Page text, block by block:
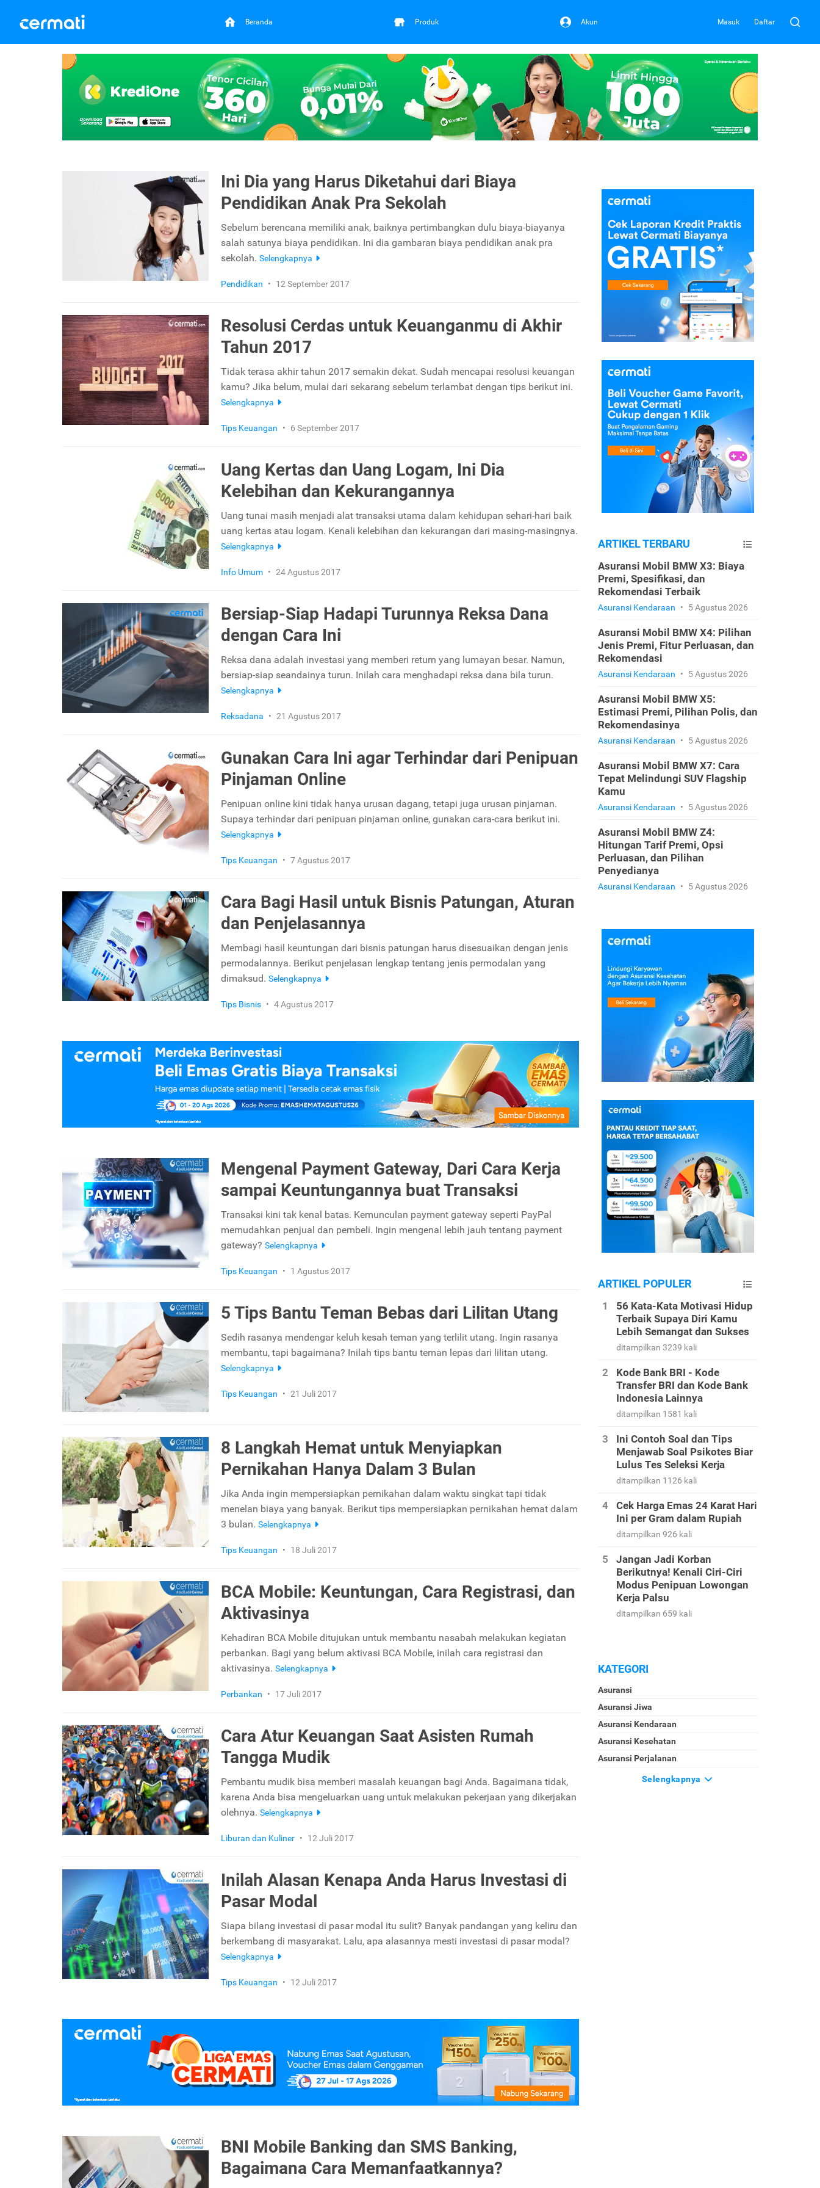
Beranda Produk Akun Masuk Daftar
Ini Dia yang Harus Diketahui dari Biaya
Pendidikan Anak Pra Sekolah
Sebelum berencana memiliki anak, baiknya pertimbangkan dulu biaya-biayanya
salah satunya biaya pendidikan. Ini dia gambaran biaya pendidikan anak pra
sekolah. Selengkapnya
Pendidikan • 12 September 2017
Resolusi Cerdas untuk Keuanganmu di Akhir
Tahun 2017
Tidak terasa akhir tahun 2017 semakin dekat. Sudah mencapai resolusi keuangan
kamu? Jika belum, mulai dari sekarang sebelum terlambat dengan tips berikut ini.
Selengkapnya
Tips Keuangan • 6 September 2017
Uang Kertas dan Uang Logam, Ini Dia
Kelebihan dan Kekurangannya
Uang tunai masih menjadi alat transaksi utama dalam kehidupan sehari-hari baik
uang kertas atau logam. Kenali kelebihan dan kekurangan dari masing-masingnya.
Selengkapnya
Info Umum • 24 Agustus 2017
Bersiap-Siap Hadapi Turunnya Reksa Dana
dengan Cara Ini
Reksa dana adalah investasi yang memberi return yang lumayan besar. Namun,
bersiap-siap seandainya turun. Inilah cara menghadapi reksa dana bila turun.
Selengkapnya
Reksadana • 21 Agustus 2017
Gunakan Cara Ini agar Terhindar dari Penipuan
Pinjaman Online
Penipuan online kini tidak hanya urusan dagang, tetapi juga urusan pinjaman.
Supaya terhindar dari penipuan pinjaman online, gunakan cara-cara berikut ini.
Selengkapnya
Tips Keuangan • 7 Agustus 2017
Cara Bagi Hasil untuk Bisnis Patungan, Aturan
dan Penjelasannya
Membagi hasil keuntungan dari bisnis patungan harus disesuaikan dengan jenis
permodalannya. Berikut penjelasan lengkap tentang jenis permodalan yang
dimaksud. Selengkapnya
Tips Bisnis • 4 Agustus 2017
Mengenal Payment Gateway, Dari Cara Kerja
sampai Keuntungannya buat Transaksi
Transaksi kini tak kenal batas. Kemunculan payment gateway seperti PayPal
memudahkan penjual dan pembeli. Ingin mengenal lebih jauh tentang payment
gateway? Selengkapnya
Tips Keuangan • 1 Agustus 2017
5 Tips Bantu Teman Bebas dari Lilitan Utang
Sedih rasanya mendengar keluh kesah teman yang terlilit utang. Ingin rasanya
membantu, tapi bagaimana? Inilah tips bantu teman lepas dari lilitan utang.
Selengkapnya
Tips Keuangan • 21 Juli 2017
8 Langkah Hemat untuk Menyiapkan
Pernikahan Hanya Dalam 3 Bulan
Jika Anda ingin mempersiapkan pernikahan dalam waktu singkat tapi tidak
menelan biaya yang banyak. Berikut tips mempersiapkan pernikahan hemat dalam
3 bulan. Selengkapnya
Tips Keuangan • 18 Juli 2017
BCA Mobile: Keuntungan, Cara Registrasi, dan
Aktivasinya
Kehadiran BCA Mobile ditujukan untuk membantu nasabah melakukan kegiatan
perbankan. Bagi yang belum aktivasi BCA Mobile, inilah cara registrasi dan
aktivasinya. Selengkapnya
Perbankan • 17 Juli 2017
Cara Atur Keuangan Saat Asisten Rumah
Tangga Mudik
Pembantu mudik bisa memberi masalah keuangan bagi Anda. Bagaimana tidak,
karena Anda bisa mengeluarkan uang untuk melakukan pekerjaan yang dikerjakan
olehnya. Selengkapnya
Liburan dan Kuliner • 12 Juli 2017
Inilah Alasan Kenapa Anda Harus Investasi di
Pasar Modal
Siapa bilang investasi di pasar modal itu sulit? Banyak pandangan yang keliru dan
berkembang di masyarakat. Lalu, apa alasannya mesti investasi di pasar modal?
Selengkapnya
Tips Keuangan • 12 Juli 2017
BNI Mobile Banking dan SMS Banking,
Bagaimana Cara Memanfaatkannya?
ARTIKEL TERBARU
Asuransi Mobil BMW X3: Biaya
Premi, Spesifikasi, dan
Rekomendasi Terbaik
Asuransi Kendaraan • 5 Agustus 2026
Asuransi Mobil BMW X4: Pilihan
Jenis Premi, Fitur Perluasan, dan
Rekomendasi
Asuransi Kendaraan • 5 Agustus 2026
Asuransi Mobil BMW X5:
Estimasi Premi, Pilihan Polis, dan
Rekomendasinya
Asuransi Kendaraan • 5 Agustus 2026
Asuransi Mobil BMW X7: Cara
Tepat Melindungi SUV Flagship
Kamu
Asuransi Kendaraan • 5 Agustus 2026
Asuransi Mobil BMW Z4:
Hitungan Tarif Premi, Opsi
Perluasan, dan Pilihan
Penyedianya
Asuransi Kendaraan • 5 Agustus 2026
ARTIKEL POPULER
56 Kata-Kata Motivasi Hidup
Terbaik Supaya Diri Kamu
Lebih Semangat dan Sukses
ditampilkan 3239 kali
Kode Bank BRI - Kode
Transfer BRI dan Kode Bank
Indonesia Lainnya
ditampilkan 1581 kali
Ini Contoh Soal dan Tips
Menjawab Soal Psikotes Biar
Lulus Tes Seleksi Kerja
ditampilkan 1126 kali
Cek Harga Emas 24 Karat Hari
Ini per Gram dalam Rupiah
ditampilkan 926 kali
Jangan Jadi Korban
Berikutnya! Kenali Ciri-Ciri
Modus Penipuan Lowongan
Kerja Palsu
ditampilkan 659 kali
KATEGORI
Asuransi
Asuransi Jiwa
Asuransi Kendaraan
Asuransi Kesehatan
Asuransi Perjalanan
Selengkapnya